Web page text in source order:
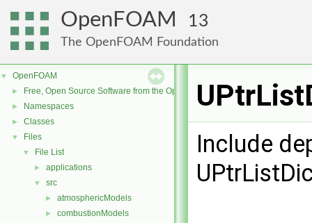
OpenFOAM 13
The OpenFOAM Foundation
▼ OpenFOAM
► Free, Open Source Software from the OpenFOAM Foundation
► Namespaces
► Classes
▼ Files
▼ File List
► applications
▼ src
► atmosphericModels
► combustionModels
Include